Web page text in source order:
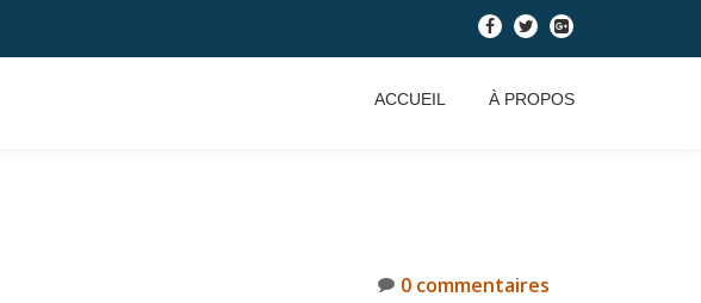
- - -
ACCUEIL À PROPOS
0 commentaires